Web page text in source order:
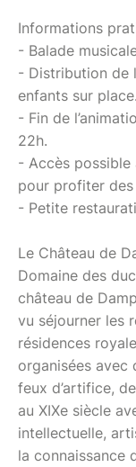
Informations
- Balade
- Distribution de
enfants sur place.
- Fin de
22h.
- Accès possible
pour profiter
- Petite
Le Château de
Domaine des
château de
vu séjourner les
résidences
organisées avec
feux d’artifice,
au XIXe siècle
intellectuelle,
la connaissance